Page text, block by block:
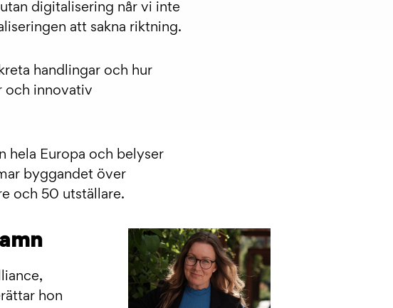
digitalisering når vi inte
att sakna riktning.
handlingar och hur
och innovativ
hela Europa och belyser
byggandet över
och 50 utställare.
hon